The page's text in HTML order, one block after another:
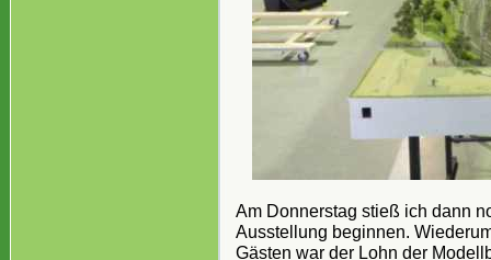
Am Donnerstag stieß ich dann
Ausstellung beginnen.
Gästen war der Lohn der